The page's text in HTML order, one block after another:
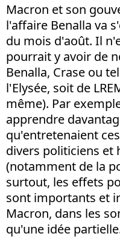
Macron et son
l'affaire Benalla va
du mois d'août. Il
pourrait y avoir de
Benalla, Crase ou
l'Elysée, soit de
même). Par
apprendre
qu'entretenaient
divers politiciens et
(notamment de la
surtout, les effets
sont importants et
Macron, dans les
qu'une idée